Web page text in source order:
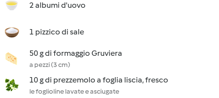
2 albumi d'uovo
1 pizzico di sale
50 g di formaggio Gruviera
a pezzi (3 cm)
10 g di prezzemolo a foglia liscia, fresco
le foglioline lavate e asciugate